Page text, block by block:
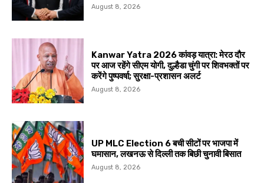
August 8, 2026
Kanwar Yatra 2026 कांवड़ यात्रा: मेरठ दौर
पर आज रहेंगे सीएम योगी, दुल्हैडा चुंगी पर शिवभक्तों पर
करेंगे पुष्पवर्षा; सुरक्षा-प्रशासन अलर्ट
August 8, 2026
UP MLC Election 6 बची सीटों पर भाजपा में
घमासान, लखनऊ से दिल्ली तक बिछी चुनावी बिसात
August 8, 2026